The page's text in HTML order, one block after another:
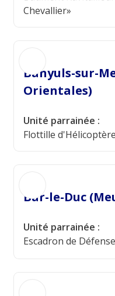
Chevallier»
Banyuls-sur-
Orientales)
Unité parrainée :
Flottille
Bar-le-Duc
Unité parrainée :
Escadron de